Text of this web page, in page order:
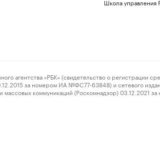
Школа управления
«РБК» (свидетельство о регистрации
за номером ИА №ФС77-63848) и сетевого
коммуникаций (Роскомнадзор)